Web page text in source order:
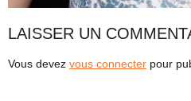
LAISSER UN
Vous devez vous connecter pour